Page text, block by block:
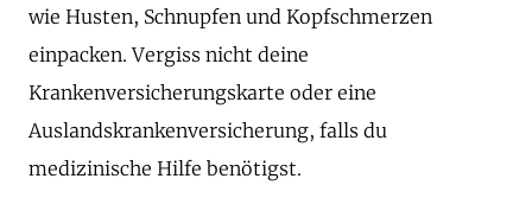
wie Husten, Schnupfen und Kopfschmerzen
einpacken. Vergiss nicht deine
Krankenversicherungskarte oder eine
Auslandskrankenversicherung, falls du
medizinische Hilfe benötigst.